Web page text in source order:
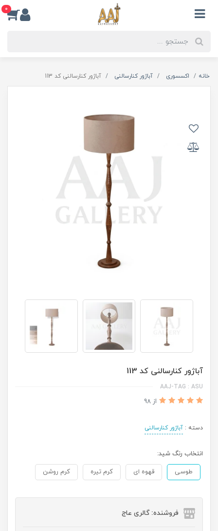
0
خانه اکسسوری آباژور کنارسالنی آباژور کنارسالنی کد 113
آباژور کنارسالنی کد 113
AAJ-TAG : ASU
از 98
دسته : آباژور کنارسالنی
انتخاب رنگ شید:
طوسی قهوه ای کرم تیره کرم روشن
فروشنده: گالری عاج